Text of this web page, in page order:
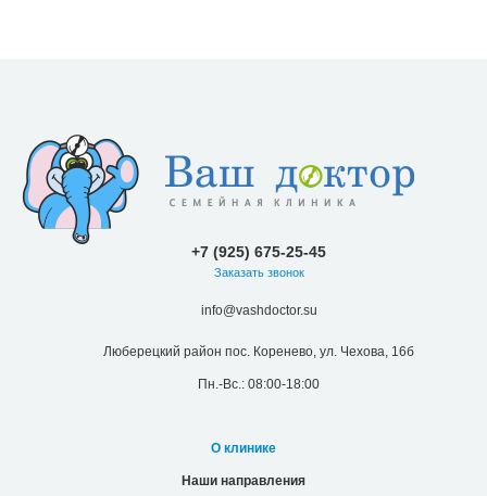
+7 (925) 675-25-45
Заказать звонок
info@vashdoctor.su
Люберецкий район пос. Коренево, ул. Чехова, 16б
Пн.-Вс.: 08:00-18:00
О клинике
Наши направления